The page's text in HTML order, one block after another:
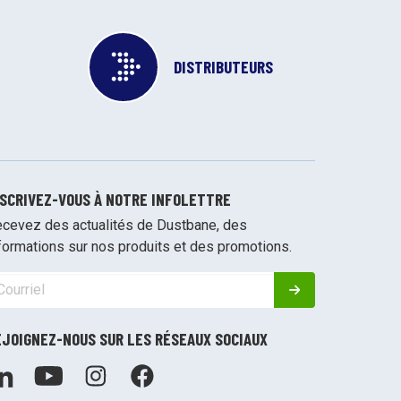
DISTRIBUTEURS
VOUS À NOTRE INFOLETTRE
des actualités de Dustbane, des
sur nos produits et des promotions.
NOUS SUR LES RÉSEAUX SOCIAUX